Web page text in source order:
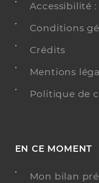
Accessibilité
Conditions
Crédits
Mentions
Politique de
EN CE MOMENT
Mon bilan